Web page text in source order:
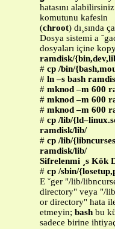
hatasını
komutunu kafesin
(chroot) dı¸sında
Dosya sistemi a
dosyaları içine
ramdisk/
# cp /bin/
# ln –s bash
# mknod –m 600
# mknod –m 600
# mknod –m 600
# cp /lib/
ramdisk/lib/
# cp /lib/
ramdisk/lib/
Sifrelenmi ¸s Kök
# cp /sbin/
E ˘ger "/lib/
directory" veya "/
or directory" hata
etmeyin; bash bu
sadece birine